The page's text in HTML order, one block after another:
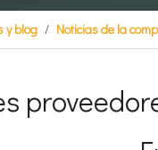
y blog / Noticias de la